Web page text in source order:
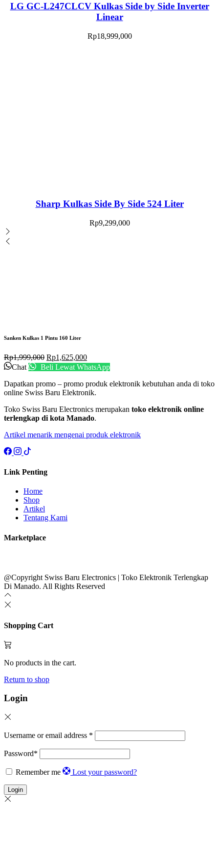
LG GC-L247CLCV Kulkas Side by Side Inverter
Linear
Rp18,999,000
Sharp Kulkas Side By Side 524 Liter
Rp9,299,000
Sanken Kulkas 1 Pintu 160 Liter
Rp1,999,000 Rp1,625,000
Chat
Beli Lewat WhatsApp
Dapatkan promo – promo produk elektronik kebutuhan anda di toko
online Swiss Baru Elektronik.
Toko Swiss Baru Electronics merupakan toko elektronik online
terlengkap di kota Manado.
Artikel menarik mengenai produk elektronik
Link Penting
Home
Shop
Artikel
Tentang Kami
Marketplace
@Copyright Swiss Baru Electronics | Toko Elektronik Terlengkap
Di Manado. All Rights Reserved
Shopping Cart
No products in the cart.
Return to shop
Login
Username or email address *
Password*
Remember me Lost your password?
Login